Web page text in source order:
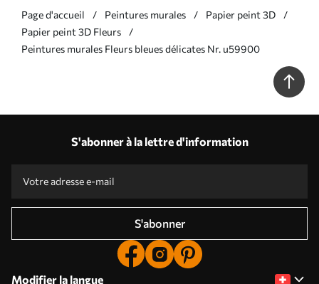
Page d'accueil Peintures murales
Papier peint 3D
Papier peint 3D Fleurs
Peintures murales Fleurs bleues délicates Nr. u59900
S'abonner à la lettre d'information
S'abonner
Modifier la langue